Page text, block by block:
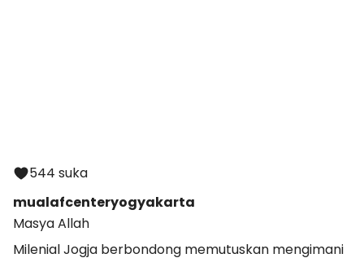
544 suka
mualafcenteryogyakarta
Masya Allah
Milenial Jogja berbondong memutuskan mengimani